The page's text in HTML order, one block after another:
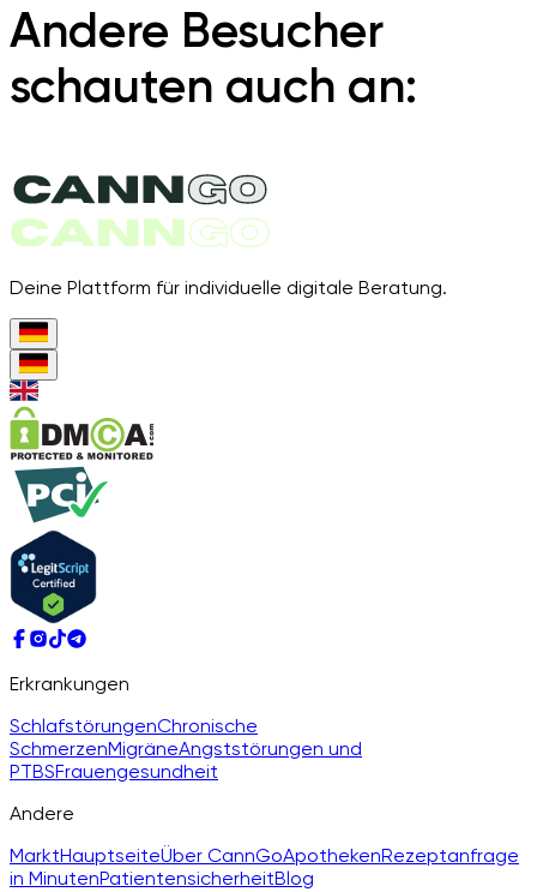
Andere Besucher
schauten auch an:
Deine Plattform für individuelle digitale Beratung.
Erkrankungen
SchlafstörungenChronische
SchmerzenMigräneAngststörungen und
PTBSFrauengesundheit
Andere
MarktHauptseiteÜber CannGoApothekenRezeptanfrage
in MinutenPatientensicherheitBlog